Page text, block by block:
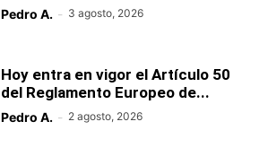
Pedro A. - 3 agosto, 2026
Hoy entra en vigor el Artículo 50
del Reglamento Europeo de...
Pedro A. - 2 agosto, 2026